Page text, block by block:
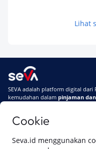
Cookie
Seva.id menggunakan
Keuangan
Terpercaya
Telat Bayar
Masuk BI
Lihat
SEVA adalah platform digital dari
kemudahan dalam pinjaman
Di SEVA, BPKB mobilmu
Tentang SEVASyarat &
Pemberitahuan Privasi